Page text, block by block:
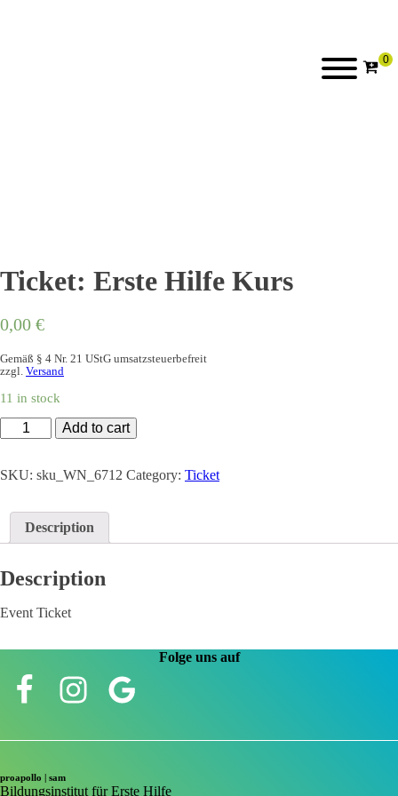
Ticket: Erste Hilfe Kurs
0,00 €
Gemäß § 4 Nr. 21 UStG umsatzsteuerbefreit
zzgl. Versand
11 in stock
Ticket:
Erste
Kurs
Add to cart
SKU: sku_WN_6712 Category: Ticket
Description
Description
Event Ticket
Folge uns auf
proapollo | sam
Bildungsinstitut für Erste Hilfe